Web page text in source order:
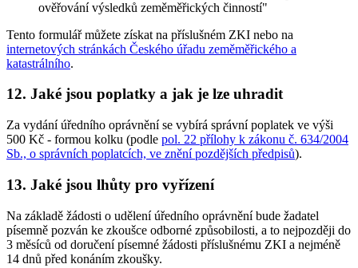
ověřování výsledků zeměměřických činností"
Tento formulář můžete získat na příslušném ZKI nebo na
internetových stránkách Českého úřadu zeměměřického a
katastrálního.
12. Jaké jsou poplatky a jak je lze uhradit
Za vydání úředního oprávnění se vybírá správní poplatek ve výši
500 Kč - formou kolku (podle pol. 22 přílohy k zákonu č. 634/2004
Sb., o správních poplatcích, ve znění pozdějších předpisů).
13. Jaké jsou lhůty pro vyřízení
Na základě žádosti o udělení úředního oprávnění bude žadatel
písemně pozván ke zkoušce odborné způsobilosti, a to nejpozději do
3 měsíců od doručení písemné žádosti příslušnému ZKI a nejméně
14 dnů před konáním zkoušky.